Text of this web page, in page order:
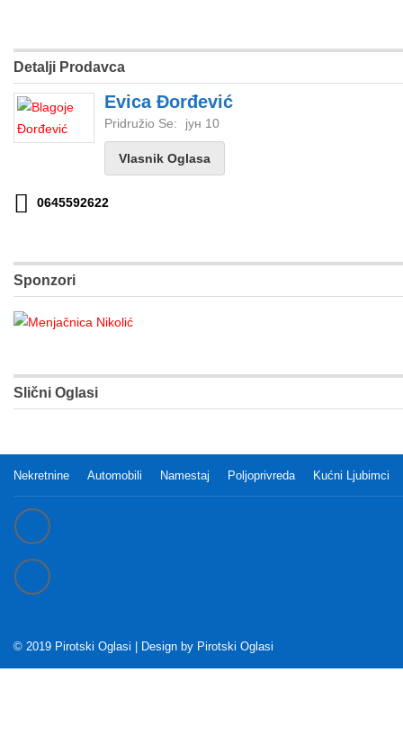
Detalji Prodavca
Evica Đorđević
Pridružio Se: јун 10
Vlasnik Oglasa
0645592622
Sponzori
Slični Oglasi
Nekretnine Automobili Namestaj Poljoprivreda Kućni Ljubimci
© 2019 Pirotski Oglasi | Design by Pirotski Oglasi